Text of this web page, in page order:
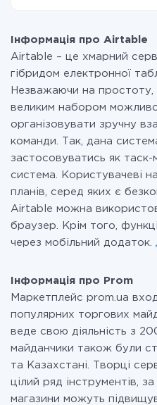
при необхідності.
Інформація про Airtable
Airtable – це хмарний
гібридом електронної
Незважаючи на простоту,
великим набором
організовувати зручну
команди. Так, дана
застосовуватись як
система. Користувачеві
планів, серед яких є
Airtable можна
браузер. Крім того,
через мобільний додаток.
Інформація про Prom
Маркетплейс prom.ua
популярних торгових
веде свою діяльність з
майданчики також були
та Казахстані. Творці
цілий ряд інструментів,
магазини можуть